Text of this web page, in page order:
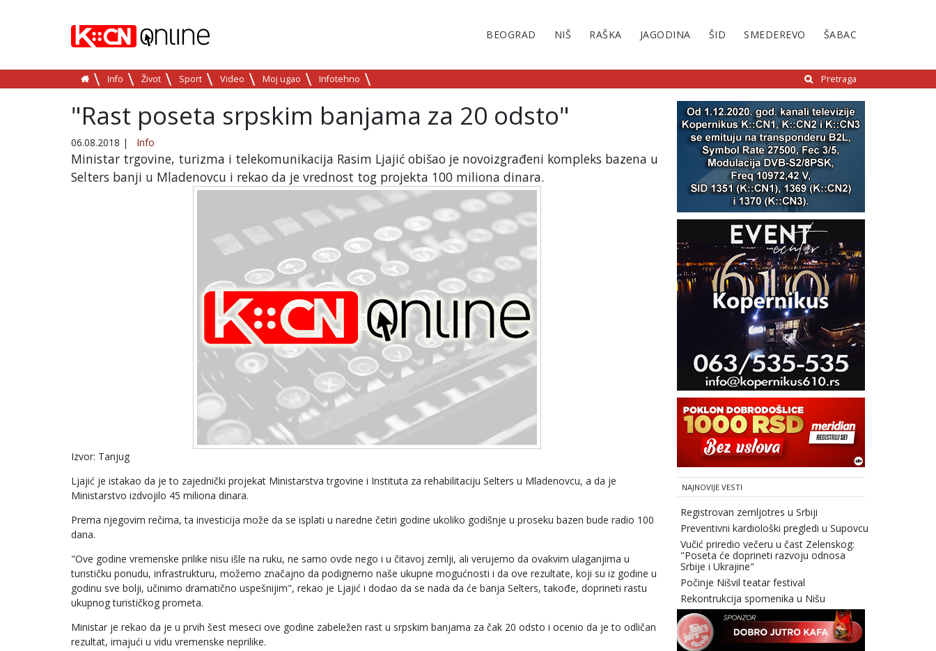
BEOGRAD NIŠ RAŠKA JAGODINA ŠID SMEDEREVO ŠABAC
Info Život Sport Video Moj ugao Infotehno Pretraga
"Rast poseta srpskim banjama za 20 odsto"
06.08.2018 | Info
Ministar trgovine, turizma i telekomunikacija Rasim Ljajić obišao je novoizgrađeni kompleks bazena u
Selters banji u Mladenovcu i rekao da je vrednost tog projekta 100 miliona dinara.
Izvor: Tanjug
Ljajić je istakao da je to zajednički projekat Ministarstva trgovine i Instituta za rehabilitaciju Selters u Mladenovcu, a da je
Ministarstvo izdvojilo 45 miliona dinara.
Prema njegovim rečima, ta investicija može da se isplati u naredne četiri godine ukoliko godišnje u proseku bazen bude radio 100
dana.
"Ove godine vremenske prilike nisu išle na ruku, ne samo ovde nego i u čitavoj zemlji, ali verujemo da ovakvim ulaganjima u
turističku ponudu, infrastrukturu, možemo značajno da podignemo naše ukupne mogućnosti i da ove rezultate, koji su iz godine u
godinu sve bolji, učinimo dramatično uspešnijim", rekao je Ljajić i dodao da se nada da će banja Selters, takođe, doprineti rastu
ukupnog turističkog prometa.
Ministar je rekao da je u prvih šest meseci ove godine zabeležen rast u srpskim banjama za čak 20 odsto i ocenio da je to odličan
rezultat, imajući u vidu vremenske neprilike.
NAJNOVIJE VESTI
Registrovan zemljotres u Srbiji
Preventivni kardiološki pregledi u Supovcu
Vučić priredio večeru u čast Zelenskog:
"Poseta će doprineti razvoju odnosa
Srbije i Ukrajine"
Počinje Nišvil teatar festival
Rekontrukcija spomenika u Nišu